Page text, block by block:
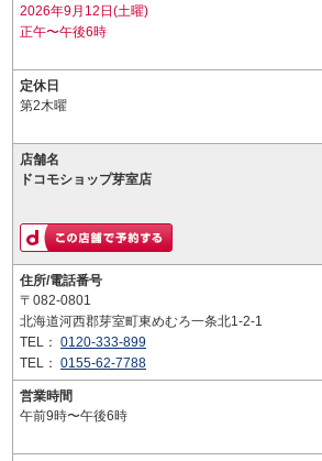
2026年9月12日(土曜)
正午〜午後6時
定休日
第2木曜
店舗名
ドコモショップ芽室店
住所/電話番号
〒082-0801
北海道河西郡芽室町東めむろ一条北1-2-1
TEL： 0120-333-899
TEL： 0155-62-7788
営業時間
午前9時〜午後6時